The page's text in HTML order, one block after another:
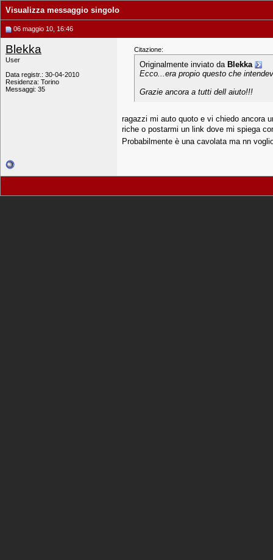
Visualizza messaggio singolo
06 maggio 10, 16:46
Blekka
User
Data registr.: 30-04-2010
Residenza: Torino
Messaggi: 35
Citazione:
Originalmente inviato da Blekka
Ecco...era propio questo che
Grazie ancora a tutti dell aiuto!!!
ragazzi mi auto quoto e vi chiedo ancora
riche o postarmi un link dove mi spiega
Probabilmente è una cavolata ma nn